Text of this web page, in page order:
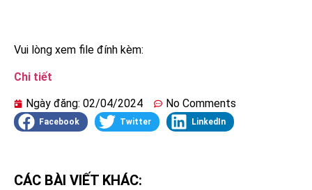
Vui lòng xem file đính kèm:
Chi tiết
Ngày đăng: 02/04/2024 No Comments
Facebook Twitter LinkedIn
CÁC BÀI VIẾT KHÁC: